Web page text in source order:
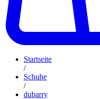
Startseite
/
Schuhe
/
dubarry